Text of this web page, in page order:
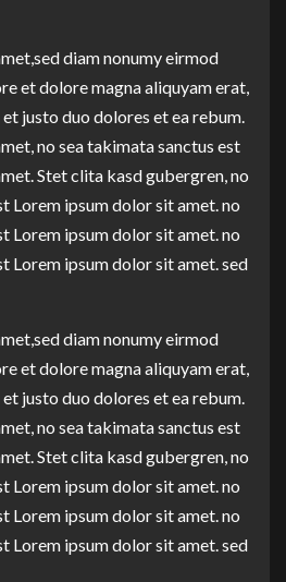
diam nonumy eirmod
et dolore magna aliquyam erat,
justo duo dolores et ea rebum.
no sea takimata sanctus est
Stet clita kasd gubergren, no
Lorem ipsum dolor sit amet. no
Lorem ipsum dolor sit amet. no
Lorem ipsum dolor sit amet. sed
diam nonumy eirmod
et dolore magna aliquyam erat,
justo duo dolores et ea rebum.
no sea takimata sanctus est
Stet clita kasd gubergren, no
Lorem ipsum dolor sit amet. no
Lorem ipsum dolor sit amet. no
Lorem ipsum dolor sit amet. sed